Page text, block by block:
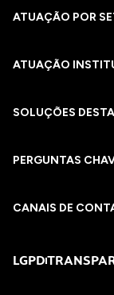
ATUAÇÃO POR
ATUAÇÃO
SOLUÇÕES
PERGUNTAS
CANAIS DE
LGPD